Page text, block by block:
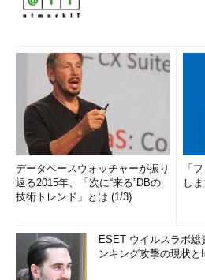
データベースウォッチャーが振り
返る2015年、「次に“来る”DBの
技術トレンド」とは (1/3)
「
し
ESET ウイルスラボ
ンキング攻撃の現状